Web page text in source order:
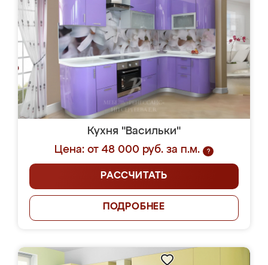
Кухня "Васильки"
Цена: от 48 000 руб. за п.м.
?
РАССЧИТАТЬ
ПОДРОБНЕЕ